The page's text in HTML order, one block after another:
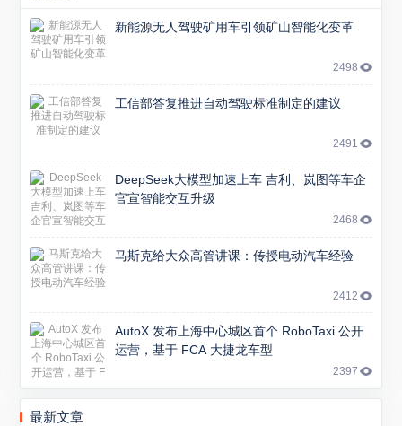
新能源无人驾驶矿用车引领矿山智能化变革
2498
工信部答复推进自动驾驶标准制定的建议
2491
DeepSeek大模型加速上车 吉利、岚图等车企
官宣智能交互升级
2468
马斯克给大众高管讲课：传授电动汽车经验
2412
AutoX 发布上海中心城区首个 RoboTaxi 公开
运营，基于 FCA 大捷龙车型
2397
最新文章